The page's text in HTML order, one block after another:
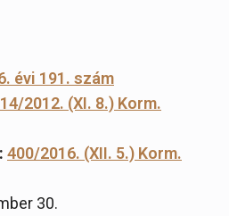
évi 191. szám
2012. (XI. 8.) Korm.
400/2016. (XII. 5.) Korm.
30.